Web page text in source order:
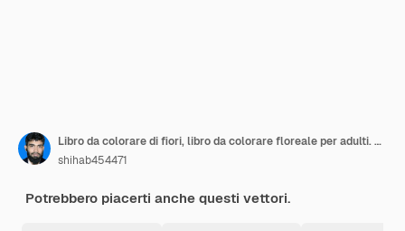
Libro da colorare di fiori, libro da colorare floreale per adulti. Pagine da colorare mandala, tatuaggio all'henné.
shihab454471
Potrebbero piacerti anche questi vettori.